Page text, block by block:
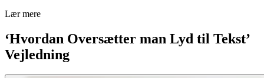
Lær mere
‘Hvordan Oversætter man Lyd til Tekst’
Vejledning